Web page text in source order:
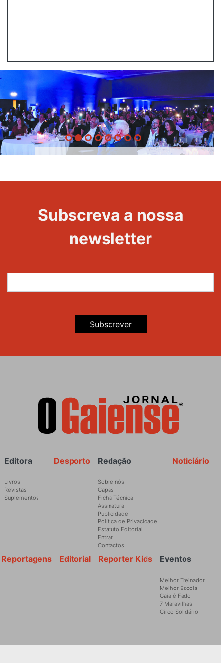
Evento
Maravilhas
Subscreva a nossa
newsletter
Subscrever
Rodapé Noticiário
Redação
Sobre nós
Capas
Ficha Técnica
Assinatura
Publicidade
Política de Privacidade
Estatuto Editorial
Entrar
Contactos
Desporto
Editora
Livros
Revistas
Suplementos
Eventos
Melhor Treinador
Melhor Escola
Gaia é Fado
7 Maravilhas
Circo Solidário
Reporter Kids
Editorial
Reportagens